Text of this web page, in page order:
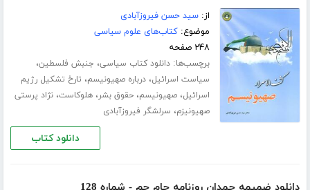
از:سید حسن فیروزآبادی
موضوع:کتاب‌های علوم سیاسی
۲۴۸ صفحه
برچسب‌ها:دانلود کتاب سیاسی، جنبش فلسطین،
سیاست اسرائیل،درباره صهیونیسم، تارخ تشکیل رژیم
اسرائیل،صهیونیسم،حقوق بشر،هلوکاست،نژاد پرستی
صهیونیزم، سرلشگر فیروزآبادی
دانلود کتاب